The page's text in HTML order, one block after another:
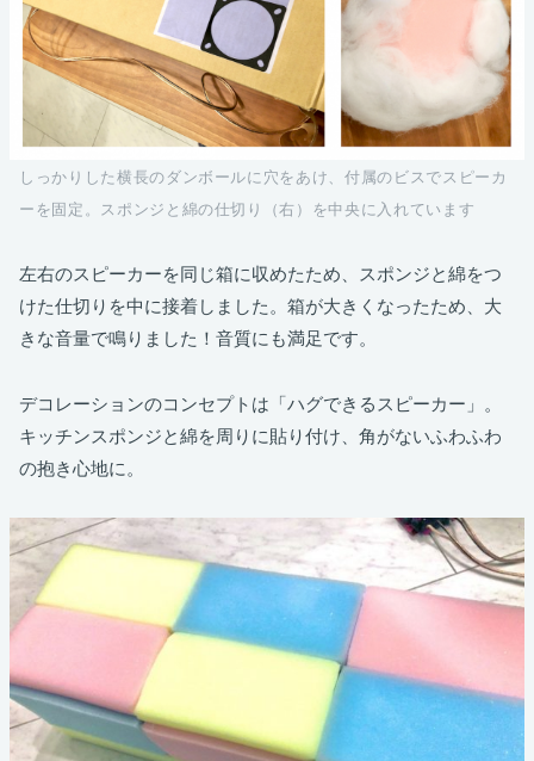
しっかりした横長のダンボールに穴をあけ、付属のビスでスピーカ
ーを固定。スポンジと綿の仕切り（右）を中央に入れています
左右のスピーカーを同じ箱に収めたため、スポンジと綿をつ
けた仕切りを中に接着しました。箱が大きくなったため、大
きな音量で鳴りました！音質にも満足です。
デコレーションのコンセプトは「ハグできるスピーカー」。
キッチンスポンジと綿を周りに貼り付け、角がないふわふわ
の抱き心地に。